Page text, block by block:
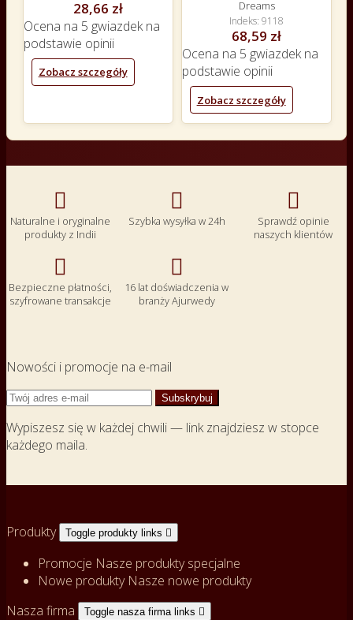
28,66 zł
Ocena na 5 gwiazdek na
podstawie opinii
Zobacz szczegóły
Dreams
Indeks 9118
68,59 zł
Ocena na 5 gwiazdek na
podstawie opinii
Zobacz szczegóły

Naturalne i oryginalne
produkty z Indii

Szybka wysyłka w 24h

Sprawdź opinie
naszych klientów

Bezpieczne płatności,
szyfrowane transakcje

16 lat doświadczenia w
branży Ajurwedy
Nowości i promocje na e-mail
Wypiszesz się w każdej chwili — link znajdziesz w stopce
każdego maila.
Produkty Toggle produkty links 
Promocje Nasze produkty specjalne
Nowe produkty Nasze nowe produkty
Nasza firma
Toggle nasza firma links 